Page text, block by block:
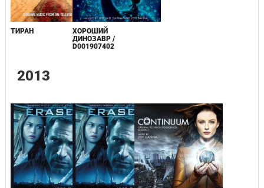
ТИРАН
ХОРОШИЙ
ДИНОЗАВР /
D001907402
2013